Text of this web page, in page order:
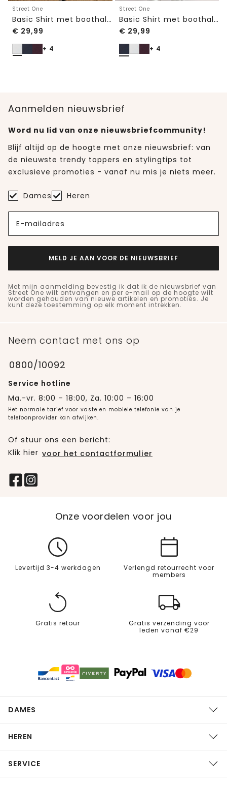
Street One
Basic Shirt met boothals en elastische zoom
€ 29,99
+ 4
Street One
Basic Shirt met boothals en elastische zoom
€ 29,99
+ 4
Aanmelden nieuwsbrief
Word nu lid van onze nieuwsbriefcommunity!
Blijf altijd op de hoogte met onze nieuwsbrief: van
de nieuwste trendy toppers en stylingtips tot
exclusieve promoties - vanaf nu mis je niets meer.
Dames Heren
E-mailadres
MELD JE AAN VOOR DE NIEUWSBRIEF
Met mijn aanmelding bevestig ik dat ik de nieuwsbrief van
Street One wilt ontvangen en per e-mail op de hoogte wilt
worden gehouden van nieuwe artikelen en promoties. Je
kunt deze toestemming op elk moment intrekken.
Neem contact met ons op
0800/10092
Service hotline
Ma.-vr. 8:00 – 18:00, Za. 10:00 – 16:00
Het normale tarief voor vaste en mobiele telefonie van je
telefoonprovider kan afwijken.
Of stuur ons een bericht:
Klik hier voor het contactformulier
Onze voordelen voor jou
Levertijd 3-4 werkdagen
Verlengd retourrecht voor
members
Gratis retour
Gratis verzending voor
leden vanaf €29
DAMES
HEREN
SERVICE